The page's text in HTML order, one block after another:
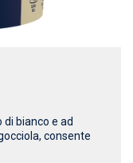
bianco e ad
consente